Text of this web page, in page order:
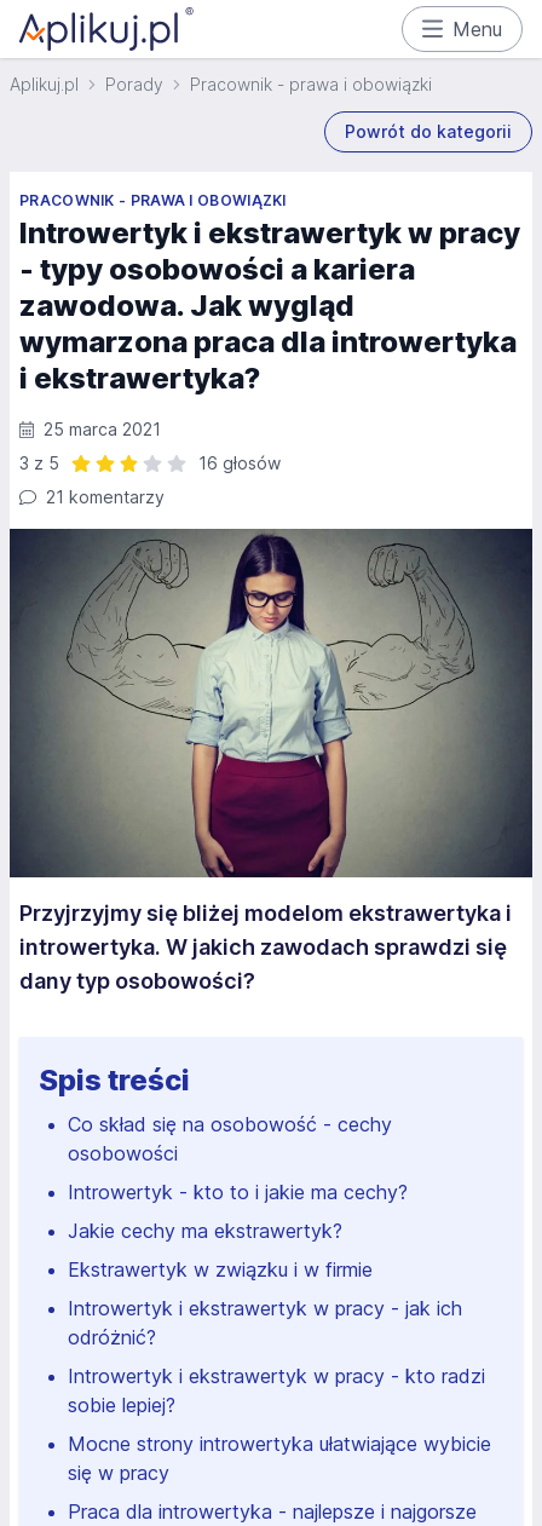
Menu
Aplikuj.pl Porady Pracownik - prawa i obowiązki
Powrót do kategorii
PRACOWNIK - PRAWA I OBOWIĄZKI
Introwertyk i ekstrawertyk w pracy
- typy osobowości a kariera
zawodowa. Jak wygląd
wymarzona praca dla introwertyka
i ekstrawertyka?
25 marca 2021
3 z 5
16 głosów
21 komentarzy
Przyjrzyjmy się bliżej modelom ekstrawertyka i
introwertyka. W jakich zawodach sprawdzi się
dany typ osobowości?
Spis treści
Co skład się na osobowość - cechy
osobowości
Introwertyk - kto to i jakie ma cechy?
Jakie cechy ma ekstrawertyk?
Ekstrawertyk w związku i w firmie
Introwertyk i ekstrawertyk w pracy - jak ich
odróżnić?
Introwertyk i ekstrawertyk w pracy - kto radzi
sobie lepiej?
Mocne strony introwertyka ułatwiające wybicie
się w pracy
Praca dla introwertyka - najlepsze i najgorsze